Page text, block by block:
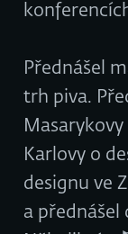
Přednášel
trh piva.
Karlovy o
designu ve
a přednášel